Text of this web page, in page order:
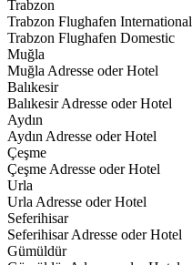
Trabzon
Trabzon Flughafen International
Trabzon Flughafen Domestic
Muğla
Muğla Adresse oder Hotel
Balıkesir
Balıkesir Adresse oder Hotel
Aydın
Aydın Adresse oder Hotel
Çeşme
Çeşme Adresse oder Hotel
Urla
Urla Adresse oder Hotel
Seferihisar
Seferihisar Adresse oder Hotel
Gümüldür